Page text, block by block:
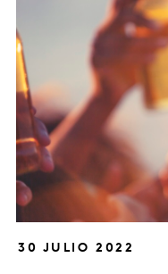
30 JULIO 2022